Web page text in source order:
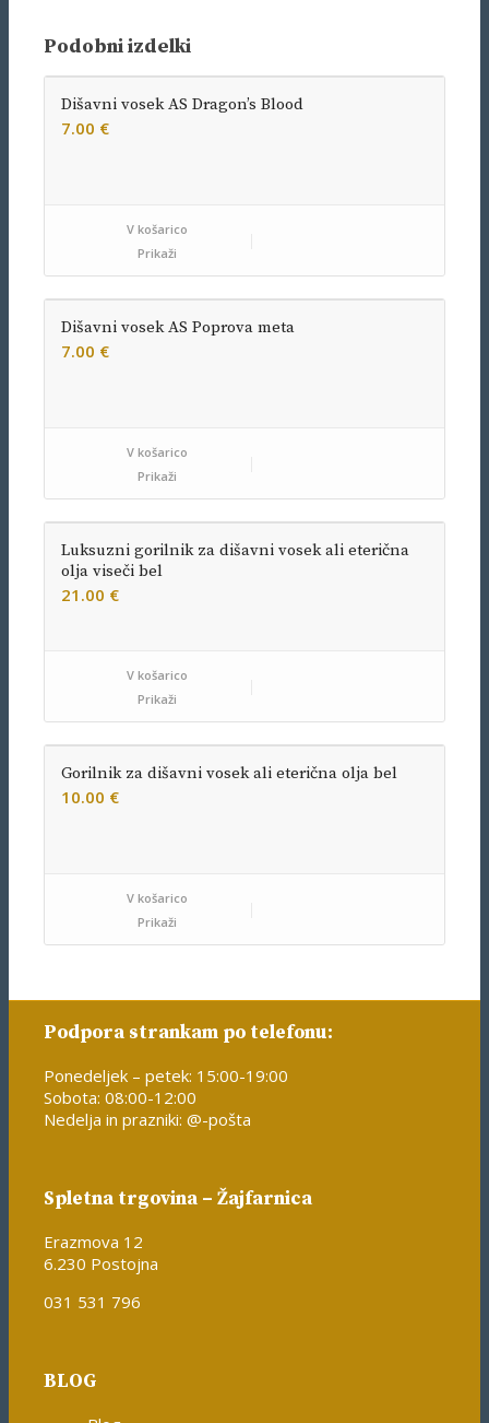
Podobni izdelki
Dišavni vosek AS Dragon’s Blood
7.00 €
V košarico
Prikaži
Dišavni vosek AS Poprova meta
7.00 €
V košarico
Prikaži
Luksuzni gorilnik za dišavni vosek ali eterična
olja viseči bel
21.00 €
V košarico
Prikaži
Gorilnik za dišavni vosek ali eterična olja bel
10.00 €
V košarico
Prikaži
Podpora strankam po telefonu:
Ponedeljek – petek: 15:00-19:00
Sobota: 08:00-12:00
Nedelja in prazniki: @-pošta
Spletna trgovina – Žajfarnica
Erazmova 12
6.230 Postojna
031 531 796
BLOG